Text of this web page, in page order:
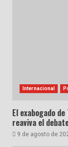
Internacional
El exabogado
reaviva el
9 de agosto de